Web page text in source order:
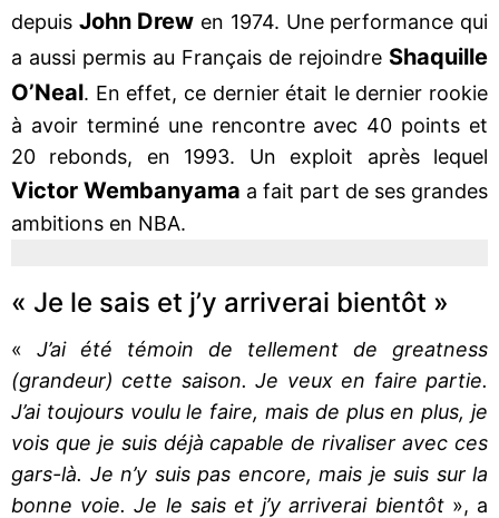
depuis John Drew en 1974. Une performance qui
a aussi permis au Français de rejoindre Shaquille
O’Neal. En effet, ce dernier était le dernier rookie
à avoir terminé une rencontre avec 40 points et
20 rebonds, en 1993. Un exploit après lequel
Victor Wembanyama a fait part de ses grandes
ambitions en NBA.
« Je le sais et j’y arriverai bientôt »
« J’ai été témoin de tellement de greatness
(grandeur) cette saison. Je veux en faire partie.
J’ai toujours voulu le faire, mais de plus en plus, je
vois que je suis déjà capable de rivaliser avec ces
gars-là. Je n’y suis pas encore, mais je suis sur la
bonne voie. Je le sais et j’y arriverai bientôt», a